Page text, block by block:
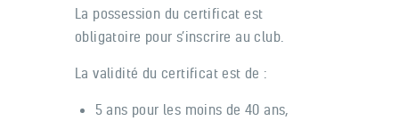
La possession du certificat est
obligatoire pour s’inscrire au club.
La validité du certificat est de :
5 ans pour les moins de 40 ans,